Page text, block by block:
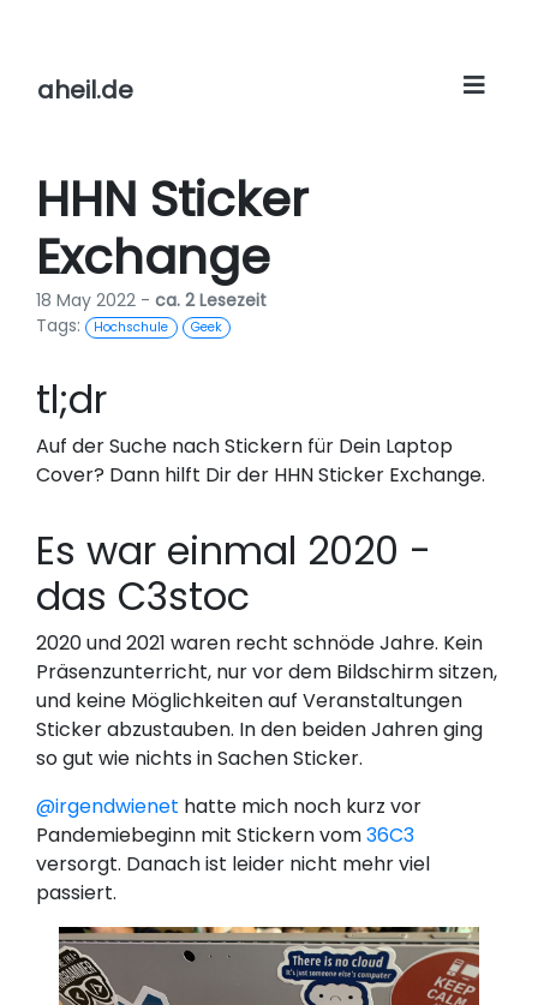
aheil.de
HHN Sticker
Exchange
18 May 2022 - ca. 2 Lesezeit
Tags:
Hochschule Geek
tl;dr
Auf der Suche nach Stickern für Dein Laptop
Cover? Dann hilft Dir der HHN Sticker Exchange.
Es war einmal 2020 -
das C3stoc
2020 und 2021 waren recht schnöde Jahre. Kein
Präsenzunterricht, nur vor dem Bildschirm sitzen,
und keine Möglichkeiten auf Veranstaltungen
Sticker abzustauben. In den beiden Jahren ging
so gut wie nichts in Sachen Sticker.
@irgendwienet hatte mich noch kurz vor
Pandemiebeginn mit Stickern vom36C3
versorgt. Danach ist leider nicht mehr viel
passiert.